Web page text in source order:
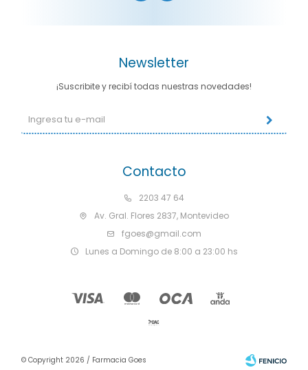
Contacto
2203 47 64
Av. Gral. Flores 2837, Montevideo
fgoes@gmail.com
Lunes a Domingo de 8:00 a 23:00 hs
Newsletter
¡Suscribite y recibí todas nuestras novedades!
© Copyright 2026 / Farmacia Goes